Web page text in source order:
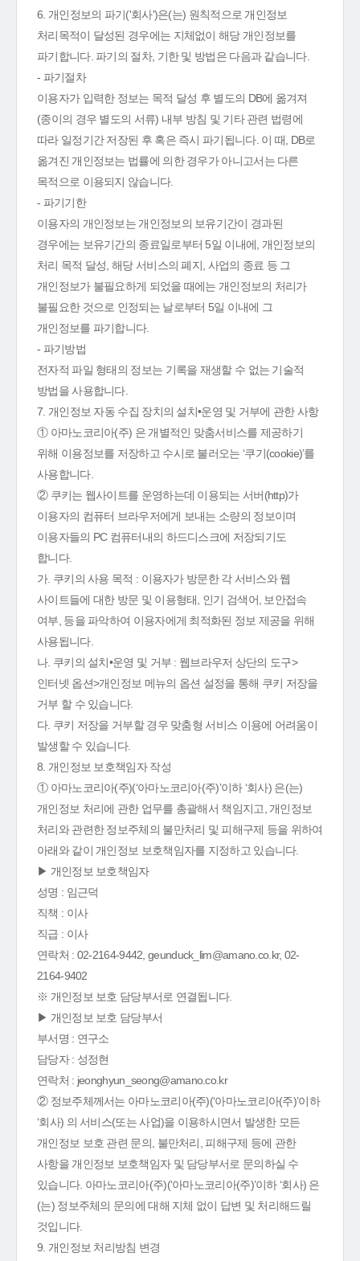
6. 개인정보의 파기('회사')은(는) 원칙적으로 개인정보
처리목적이 달성된 경우에는 지체없이 해당 개인정보를
파기합니다. 파기의 절차, 기한 및 방법은 다음과 같습니다.
- 파기절차
이용자가 입력한 정보는 목적 달성 후 별도의 DB에 옮겨져
(종이의 경우 별도의 서류) 내부 방침 및 기타 관련 법령에
따라 일정기간 저장된 후 혹은 즉시 파기됩니다. 이 때, DB로
옮겨진 개인정보는 법률에 의한 경우가 아니고서는 다른
목적으로 이용되지 않습니다.
- 파기기한
이용자의 개인정보는 개인정보의 보유기간이 경과된
경우에는 보유기간의 종료일로부터 5일 이내에, 개인정보의
처리 목적 달성, 해당 서비스의 폐지, 사업의 종료 등 그
개인정보가 불필요하게 되었을 때에는 개인정보의 처리가
불필요한 것으로 인정되는 날로부터 5일 이내에 그
개인정보를 파기합니다.
- 파기방법
전자적 파일 형태의 정보는 기록을 재생할 수 없는 기술적
방법을 사용합니다.
7. 개인정보 자동 수집 장치의 설치•운영 및 거부에 관한 사항
① 아마노코리아(주) 은 개별적인 맞춤서비스를 제공하기
위해 이용정보를 저장하고 수시로 불러오는 ‘쿠기(cookie)’를
사용합니다.
② 쿠키는 웹사이트를 운영하는데 이용되는 서버(http)가
이용자의 컴퓨터 브라우저에게 보내는 소량의 정보이며
이용자들의 PC 컴퓨터내의 하드디스크에 저장되기도
합니다.
가. 쿠키의 사용 목적 : 이용자가 방문한 각 서비스와 웹
사이트들에 대한 방문 및 이용형태, 인기 검색어, 보안접속
여부, 등을 파악하여 이용자에게 최적화된 정보 제공을 위해
사용됩니다.
나. 쿠키의 설치•운영 및 거부 : 웹브라우저 상단의 도구>
인터넷 옵션>개인정보 메뉴의 옵션 설정을 통해 쿠키 저장을
거부 할 수 있습니다.
다. 쿠키 저장을 거부할 경우 맞춤형 서비스 이용에 어려움이
발생할 수 있습니다.
8. 개인정보 보호책임자 작성
① 아마노코리아(주)(‘아마노코리아(주)’이하 ‘회사) 은(는)
개인정보 처리에 관한 업무를 총괄해서 책임지고, 개인정보
처리와 관련한 정보주체의 불만처리 및 피해구제 등을 위하여
아래와 같이 개인정보 보호책임자를 지정하고 있습니다.
▶ 개인정보 보호책임자
성명 : 임근덕
직책 : 이사
직급 : 이사
연락처 : 02-2164-9442, geunduck_lim@amano.co.kr, 02-
2164-9402
※ 개인정보 보호 담당부서로 연결됩니다.
▶ 개인정보 보호 담당부서
부서명 : 연구소
담당자 : 성정현
연락처 : jeonghyun_seong@amano.co.kr
② 정보주체께서는 아마노코리아(주)(‘아마노코리아(주)’이하
‘회사) 의 서비스(또는 사업)을 이용하시면서 발생한 모든
개인정보 보호 관련 문의, 불만처리, 피해구제 등에 관한
사항을 개인정보 보호책임자 및 담당부서로 문의하실 수
있습니다. 아마노코리아(주)(‘아마노코리아(주)’이하 ‘회사) 은
(는) 정보주체의 문의에 대해 지체 없이 답변 및 처리해드릴
것입니다.
9. 개인정보 처리방침 변경